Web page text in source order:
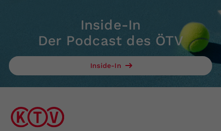
Inside-In
Der Podcast des ÖTV
Inside-In